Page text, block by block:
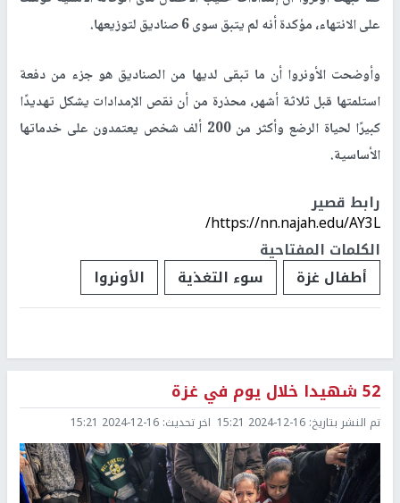
على الانتهاء، مؤكدة أنه لم يتبق سوى 6 صناديق لتوزيعها.
وأوضحت الأونروا أن ما تبقى لديها من الصناديق هو جزء من دفعة
استلمتها قبل ثلاثة أشهر، محذرة من أن نقص الإمدادات يشكل تهديدًا
كبيرًا لحياة الرضع وأكثر من 200 ألف شخص يعتمدون على خدماتها
الأساسية.
رابط قصير
https://nn.najah.edu/AY3L/
الكلمات المفتاحية
أطفال غزة
سوء التغذية الأونروا
52 شهيدا خلال يوم في غزة
تم النشر بتاريخ: 2024-12-16 15:21 اخر تحديث: 2024-12-16 15:21